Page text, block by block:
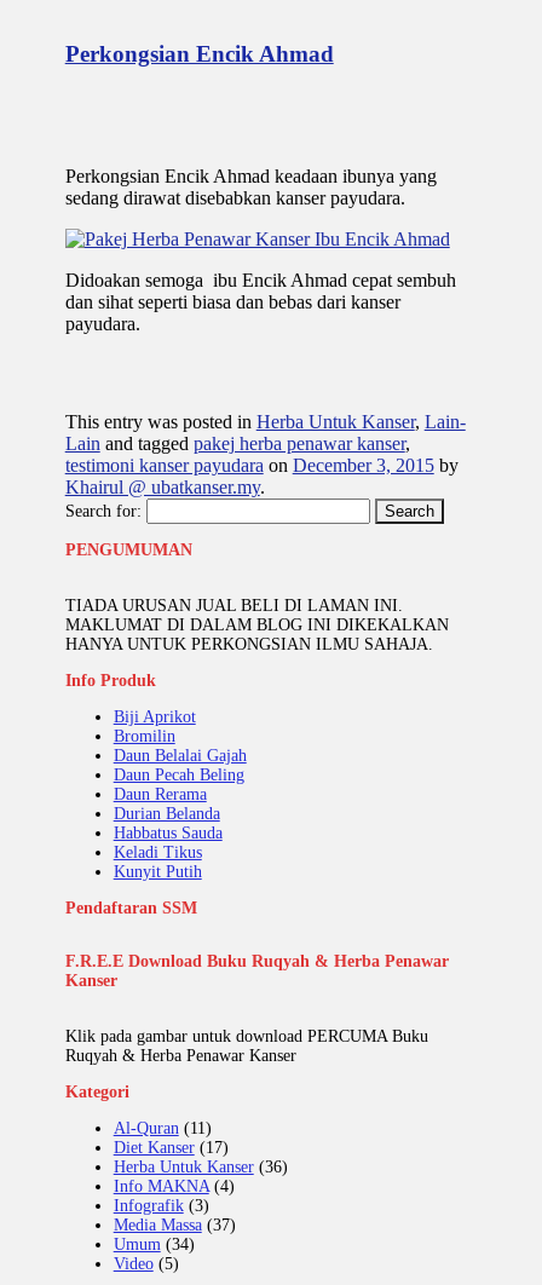
Perkongsian Encik Ahmad
Perkongsian Encik Ahmad keadaan ibunya yang
sedang dirawat disebabkan kanser payudara.
Didoakan semoga ibu Encik Ahmad cepat sembuh
dan sihat seperti biasa dan bebas dari kanser
payudara.
This entry was posted in Herba Untuk Kanser, Lain-
Lain and tagged pakej herba penawar kanser,
testimoni kanser payudara on December 3, 2015by
Khairul @ ubatkanser.my.
Search for:
PENGUMUMAN
TIADA URUSAN JUAL BELI DI LAMAN INI.
MAKLUMAT DI DALAM BLOG INI DIKEKALKAN
HANYA UNTUK PERKONGSIAN ILMU SAHAJA.
Info Produk
Biji Aprikot
Bromilin
Daun Belalai Gajah
Daun Pecah Beling
Daun Rerama
Durian Belanda
Habbatus Sauda
Keladi Tikus
Kunyit Putih
Pendaftaran SSM
F.R.E.E Download Buku Ruqyah & Herba Penawar
Kanser
Klik pada gambar untuk download PERCUMA Buku
Ruqyah & Herba Penawar Kanser
Kategori
Al-Quran(11)
Diet Kanser(17)
Herba Untuk Kanser(36)
Info MAKNA(4)
Infografik(3)
Media Massa(37)
Umum(34)
Video(5)